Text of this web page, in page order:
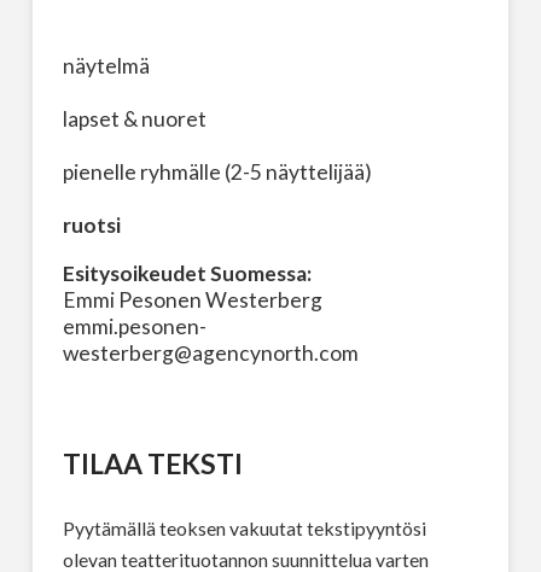
näytelmä
lapset & nuoret
pienelle ryhmälle (2-5 näyttelijää)
ruotsi
Esitysoikeudet Suomessa:
Emmi Pesonen Westerberg
emmi.pesonen-
westerberg@agencynorth.com
TILAA TEKSTI
Pyytämällä teoksen vakuutat tekstipyyntösi
olevan teatterituotannon suunnittelua varten